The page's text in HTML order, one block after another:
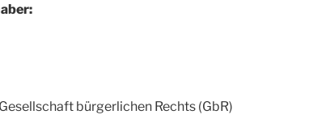
Gesellschaft bürgerlichen Rechts (GbR)